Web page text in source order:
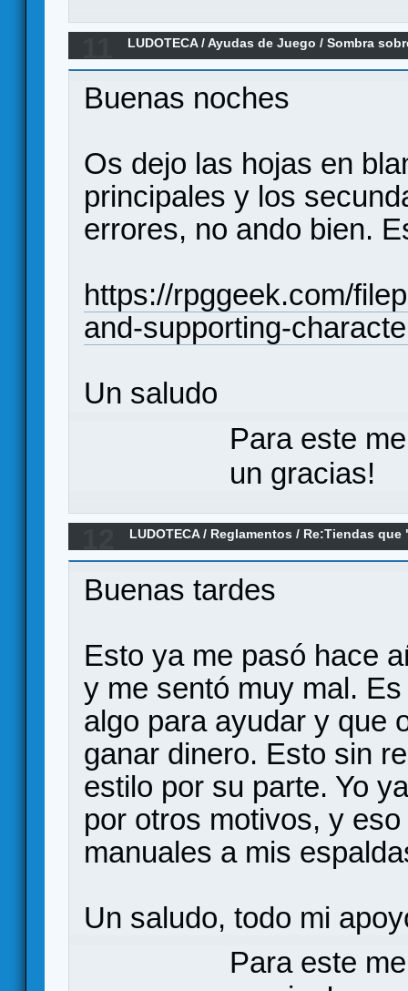
LUDOTECA/Ayudas de Juego /Sombra
Buenas noches
Os dejo las hojas en
principales y los
errores, no ando bien.
https://rpggeek.com/
and-supporting-
Un saludo
Para este
un gracias!
LUDOTECA/ Reglamentos / Re:Tiendas
Buenas tardes
Esto ya me pasó hace
y me sentó muy mal.
algo para ayudar y que
ganar dinero. Esto sin
estilo por su parte. Yo
por otros motivos, y
manuales a mis
Un saludo, todo mi
Para este